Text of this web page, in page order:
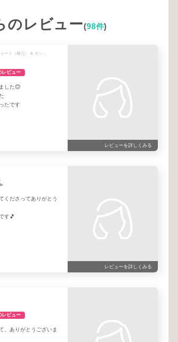
のレビュー(98件)
レビュー
した😊
たです
レビューを詳しくみる
くださってありがとう
す🎵
レビューを詳しくみる
レビュー
、ありがとうございま